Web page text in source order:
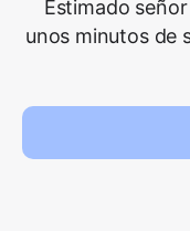
Estimado
unos minutos de